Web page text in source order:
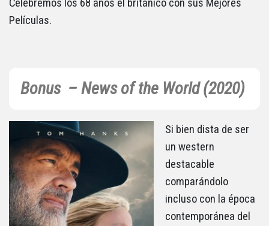
Celebremos los 68 años el británico con sus Mejores
Películas.
Bonus – News of the World (2020)
Si bien dista de ser
un western
destacable
comparándolo
incluso con la época
contemporánea del